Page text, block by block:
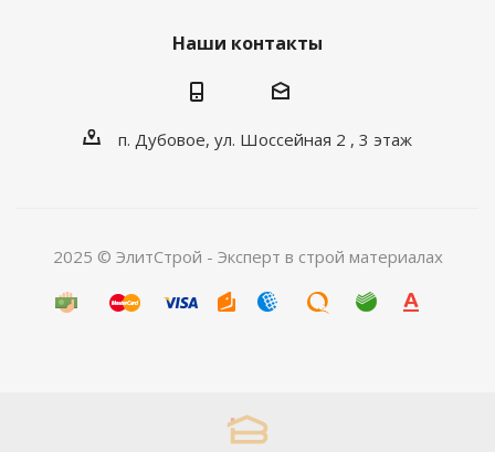
Наши контакты
п. Дубовое, ул. Шоссейная 2 , 3 этаж
2025 © ЭлитСтрой - Эксперт в строй материалах